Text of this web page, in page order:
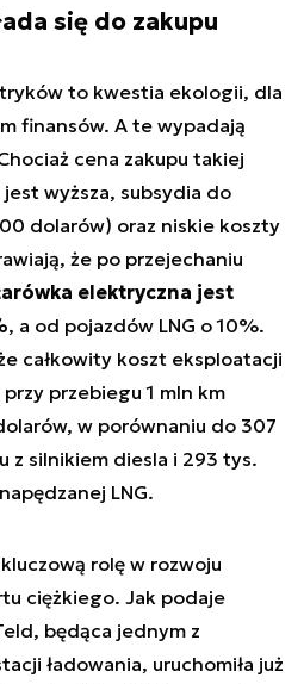
się do zakupu
to kwestia ekologii, dla
finansów. A te wypadają
cena zakupu takiej
wyższa, subsydia do
dolarów) oraz niskie koszty
że po przejechaniu
elektryczna jest
, a od pojazdów LNG o 10%.
całkowity koszt eksploatacji
przebiegu 1 mln km
w porównaniu do 307
z silnikiem diesla i 293 tys.
LNG.
rolę w rozwoju
ciężkiego. Jak podaje
będąca jednym z
ładowania, uruchomiła już